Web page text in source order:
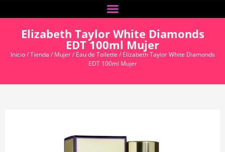
Elizabeth Taylor White Diamonds
EDT 100ml Mujer
Inicio/Tienda / Mujer/ Eau de Toilette / Elizabeth Taylor White Diamonds
EDT 100ml Mujer